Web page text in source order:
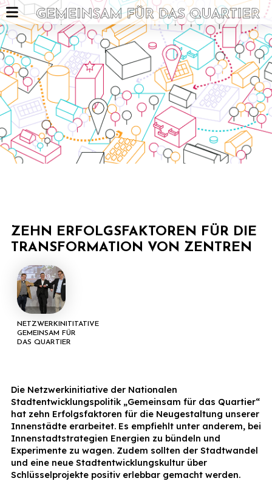
ZEHN ERFOLGSFAKTOREN FÜR DIE
TRANSFORMATION VON ZENTREN
NETZWERKINITITATIVE
GEMEINSAM FÜR
DAS QUARTIER
Die Netzwerkinitiative der Nationalen
Stadtentwicklungspolitik „Gemeinsam für das Quartier“
hat zehn Erfolgsfaktoren für die Neugestaltung unserer
Innenstädte erarbeitet. Es empfiehlt unter anderem, bei
Innenstadtstrategien Energien zu bündeln und
Experimente zu wagen. Zudem sollten der Stadtwandel
und eine neue Stadtentwicklungskultur über
Schlüsselprojekte positiv erlebbar gemacht werden.